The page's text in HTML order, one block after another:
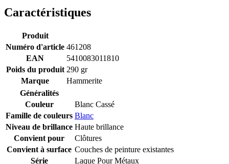
Caractéristiques
Produit
Numéro d'article 461208
EAN
5410083011810
Poids du produit 290 gr
Marque
Hammerite
Généralités
Couleur
Blanc Cassé
Famille de couleurs Blanc
Niveau de brillance Haute brillance
Convient pour
Clôtures
Convient à surface Couches de peinture existantes
Série
Laque Pour Métaux